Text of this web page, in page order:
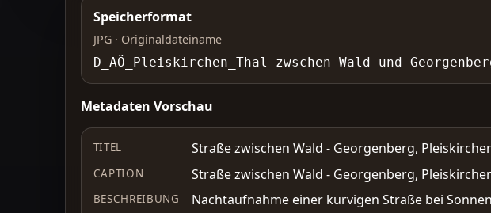
Speicherformat
JPG · Originaldateiname
D_AÖ_Pleiskirchen_Thal zwschen Wald und
Metadaten Vorschau
TITEL Straße zwischen Wald - Georgenberg,
CAPTION Straße zwischen Wald - Georgenberg,
BESCHREIBUNG
Nachtaufnahme einer kurvigen Straße bei